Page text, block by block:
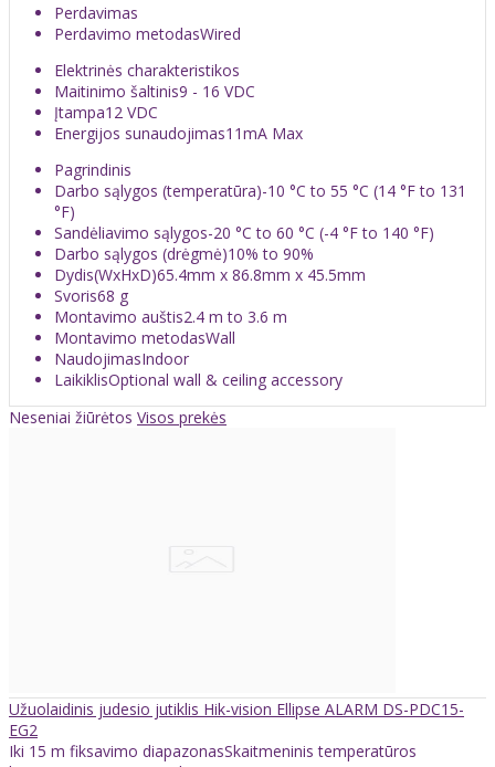
Perdavimas
Perdavimo metodasWired
Elektrinės charakteristikos
Maitinimo šaltinis9 - 16 VDC
Įtampa12 VDC
Energijos sunaudojimas11mA Max
Pagrindinis
Darbo sąlygos (temperatūra)-10 °C to 55 °C (14 °F to 131
°F)
Sandėliavimo sąlygos-20 °C to 60 °C (-4 °F to 140 °F)
Darbo sąlygos (drėgmė)10% to 90%
Dydis(WxHxD)65.4mm x 86.8mm x 45.5mm
Svoris68 g
Montavimo auštis2.4 m to 3.6 m
Montavimo metodasWall
NaudojimasIndoor
LaikiklisOptional wall & ceiling accessory
Neseniai žiūrėtos Visos prekės
Užuolaidinis judesio jutiklis Hik-vision Ellipse ALARM DS-PDC15-
EG2
Iki 15 m fiksavimo diapazonasSkaitmeninis temperatūros